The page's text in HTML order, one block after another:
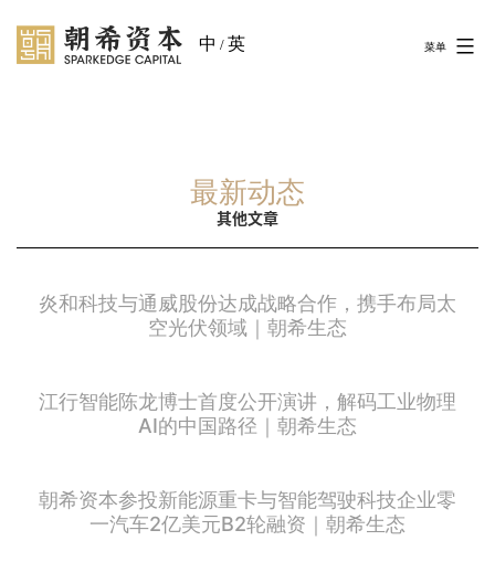
菜单
中 / 英
最新动态
其他文章
炎和科技与通威股份达成战略合作，携手布局太
空光伏领域｜朝希生态
江行智能陈龙博士首度公开演讲，解码工业物理
AI的中国路径｜朝希生态
朝希资本参投新能源重卡与智能驾驶科技企业零
一汽车2亿美元B2轮融资｜朝希生态